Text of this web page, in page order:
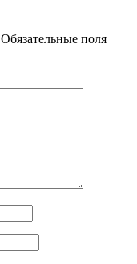
Обязательные поля